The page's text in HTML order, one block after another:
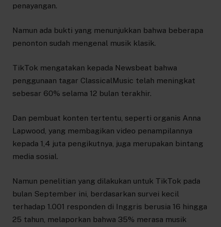
penayangan.
Namun ada bukti yang menunjukkan bahwa beberapa
penonton sudah mengenal musik klasik.
TikTok mengatakan kepada Newsbeat bahwa
penggunaan tagar ClassicalMusic telah meningkat
sebesar 60% selama 12 bulan terakhir.
Dan pembuat konten tertentu, seperti organis Anna
Lapwood, yang membagikan video penampilannya
kepada 1,4 juta pengikutnya, juga merupakan bintang
media sosial.
Namun penelitian yang dilakukan untuk TikTok pada
bulan September ini, berdasarkan survei kecil
terhadap 1.001 responden di Inggris berusia 16 hingga
25 tahun, melaporkan bahwa 35% merasa musik